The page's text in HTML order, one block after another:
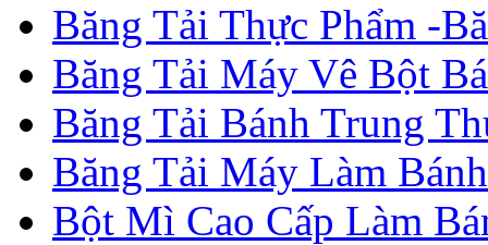
Băng Tải Thực Phẩm -
Băng Tải Máy Vê Bột
Băng Tải Bánh Trung
Băng Tải Máy Làm
Bột Mì Cao Cấp Làm